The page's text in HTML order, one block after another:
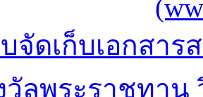
จัดเก็บเอกสา
วัลพระราชทา